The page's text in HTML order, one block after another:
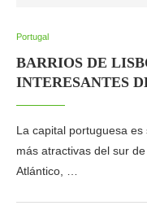
Portugal
BARRIOS DE
INTERESANTES
La capital portuguesa
más atractivas del sur
Atlántico, …